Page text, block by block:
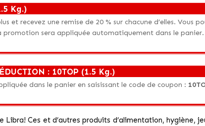
Kg.)
et recevez une remise de 20 % sur chacune d’elles. Vous
promotion sera appliquée automatiquement dans le panier.
: 10TOP (1.5 Kg.)
dans le panier en saisissant le code de coupon :
Libra! Ces et d’autres produits d’alimentation, hygiène,